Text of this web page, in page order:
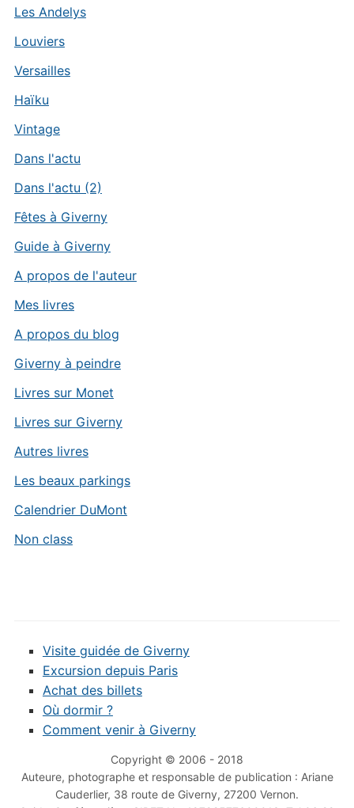
Les Andelys
Louviers
Versailles
Haïku
Vintage
Dans l'actu
Dans l'actu (2)
Fêtes à Giverny
Guide à Giverny
A propos de l'auteur
Mes livres
A propos du blog
Giverny à peindre
Livres sur Monet
Livres sur Giverny
Autres livres
Les beaux parkings
Calendrier DuMont
Non class
Visite guidée de Giverny
Excursion depuis Paris
Achat des billets
Où dormir ?
Comment venir à Giverny
Copyright © 2006 - 2018
Auteure, photographe et responsable de publication : Ariane
Cauderlier, 38 route de Giverny, 27200 Vernon.